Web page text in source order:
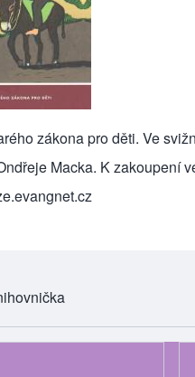
zákona pro děti. Ve
Macka. K zakoupení